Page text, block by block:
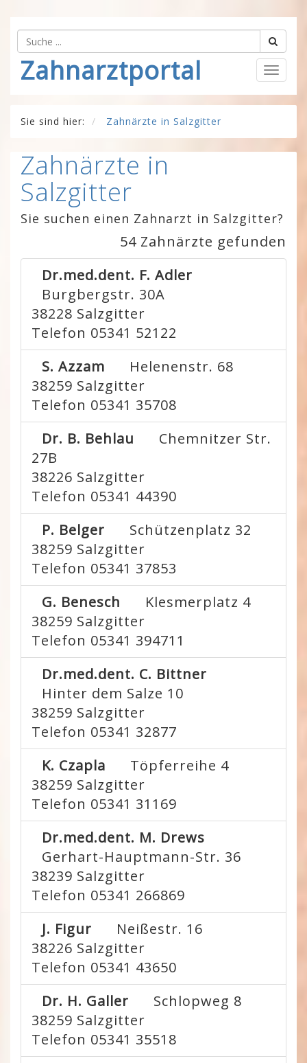
Zahnarztportal
Sie sind hier: Zahnärzte in Salzgitter
Zahnärzte in
Salzgitter
Sie suchen einen Zahnarzt in Salzgitter?
54 Zahnärzte gefunden
Dr.med.dent. F. Adler
Burgbergstr. 30A
38228 Salzgitter
Telefon 05341 52122
S. Azzam
Helenenstr. 68
38259 Salzgitter
Telefon 05341 35708
Dr. B. Behlau
Chemnitzer Str.
27B
38226 Salzgitter
Telefon 05341 44390
P. Belger
Schützenplatz 32
38259 Salzgitter
Telefon 05341 37853
G. Benesch
Klesmerplatz 4
38259 Salzgitter
Telefon 05341 394711
Dr.med.dent. C. Bittner
Hinter dem Salze 10
38259 Salzgitter
Telefon 05341 32877
K. Czapla
Töpferreihe 4
38259 Salzgitter
Telefon 05341 31169
Dr.med.dent. M. Drews
Gerhart-Hauptmann-Str. 36
38239 Salzgitter
Telefon 05341 266869
J. Figur
Neißestr. 16
38226 Salzgitter
Telefon 05341 43650
Dr. H. Galler
Schlopweg 8
38259 Salzgitter
Telefon 05341 35518